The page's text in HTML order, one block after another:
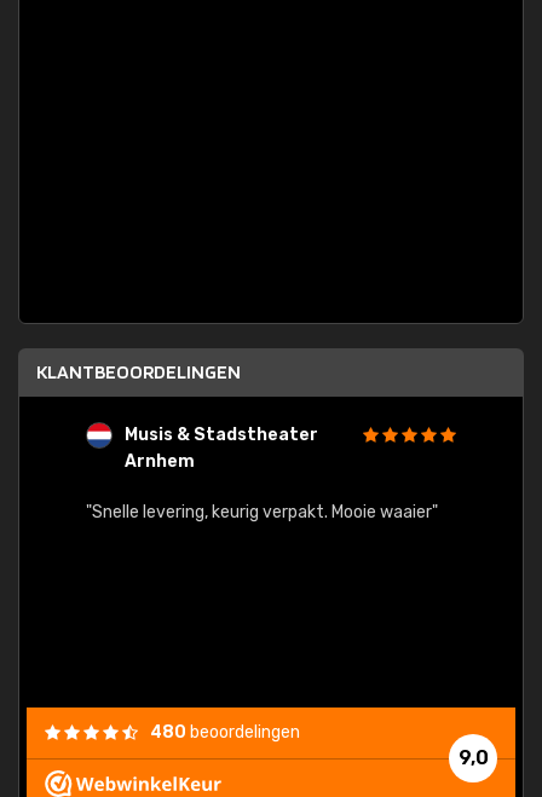
KLANTBEOORDELINGEN
Musis & Stadstheater
Arnhem
"Snelle levering, keurig verpakt. Mooie waaier"
9,0
480 beoordelingen